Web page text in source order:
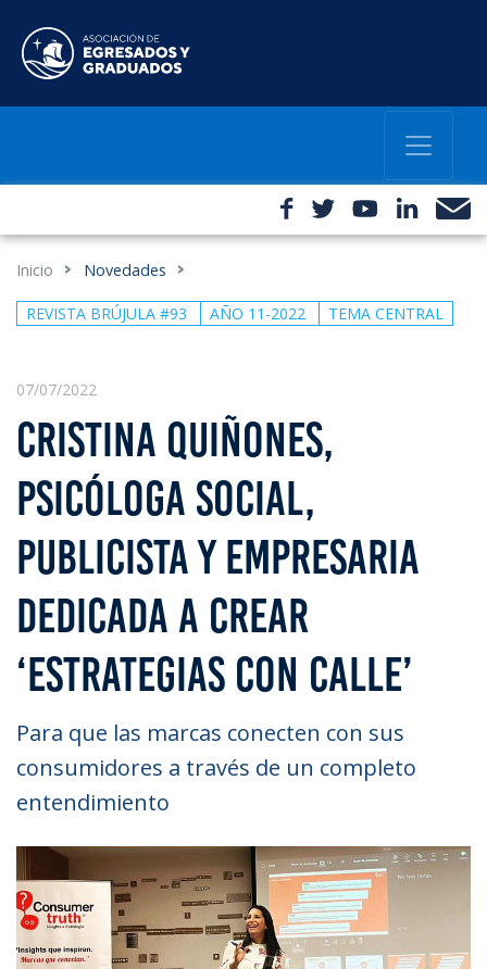
Inicio Novedades
REVISTA BRÚJULA #93 AÑO 11-2022 TEMA CENTRAL
07/07/2022
CRISTINA QUIÑONES,
PSICÓLOGA SOCIAL,
PUBLICISTA Y EMPRESARIA
DEDICADA A CREAR
‘ESTRATEGIAS CON CALLE’
Para que las marcas conecten con sus
consumidores a través de un completo
entendimiento